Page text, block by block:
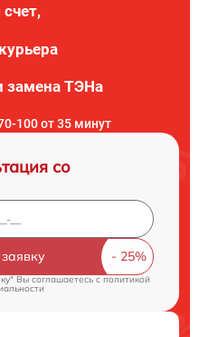
замена ТЭНа
100 от 35 минут
со
Вы соглашаетесь cполитикой